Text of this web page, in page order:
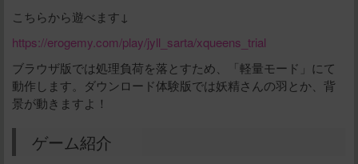
こちらから遊べます↓
https://erogemy.com/play/jyll_sarta/xqueens_trial
ブラウザ版では処理負荷を落とすため、「軽量モード」にて
動作します。ダウンロード体験版では妖精さんの羽とか、背
景が動きますよ！
ゲーム紹介